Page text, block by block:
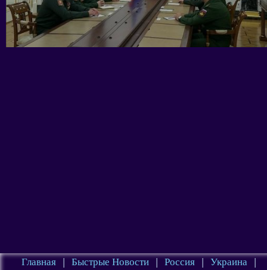
Главная | Быстрые Новости | Россия | Украина |